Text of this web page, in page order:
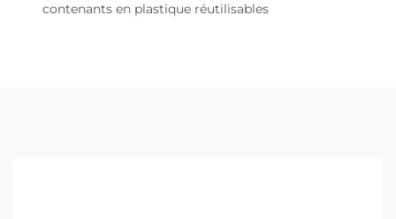
contenants en plastique réutilisables